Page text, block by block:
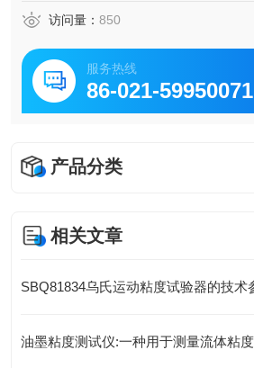
访问量： 850
服务热线
86-021-59950071
产品分类
相关文章
SBQ81834乌氏运动粘度试验器的技术
油墨粘度测试仪:一种用于测量流体粘